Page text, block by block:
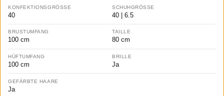
KONFEKTIONSGRÖSSE
40
SCHUHGRÖSSE
40 | 6.5
BRUSTUMFANG
100 cm
TAILLE
80 cm
HÜFTUMFANG
100 cm
BRILLE
Ja
GEFÄRBTE HAARE
Ja